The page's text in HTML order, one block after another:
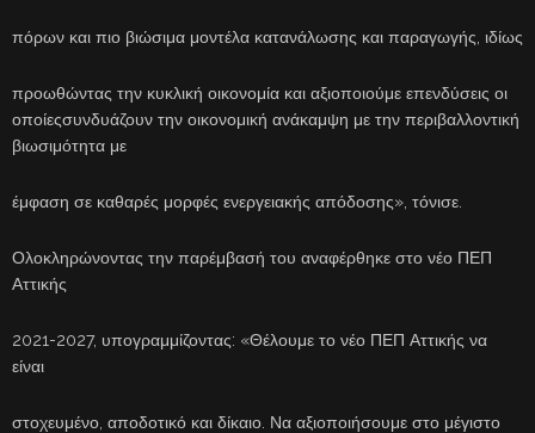
πόρων και πιο βιώσιμα μοντέλα κατανάλωσης και παραγωγής, ιδίως
προωθώντας την κυκλική οικονομία και αξιοποιούμε επενδύσεις οι
οποίεςσυνδυάζουν την οικονομική ανάκαμψη με την περιβαλλοντική
βιωσιμότητα με
έμφαση σε καθαρές μορφές ενεργειακής απόδοσης», τόνισε.
Ολοκληρώνοντας την παρέμβασή του αναφέρθηκε στο νέο ΠΕΠ
Αττικής
2021-2027, υπογραμμίζοντας: «Θέλουμε το νέο ΠΕΠ Αττικής να
είναι
στοχευμένο, αποδοτικό και δίκαιο. Να αξιοποιήσουμε στο μέγιστο